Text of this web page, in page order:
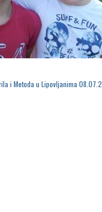
i Metoda u Lipovljanima